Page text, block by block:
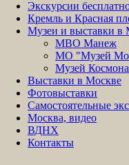
Экскурсии
Кремль и Красная
Музеи и выставки в
МВО Манеж
МО "Музей
Музей
Выставки в Москве
Фотовыставки
Самостоятельные
Москва, видео
ВДНХ
Контакты